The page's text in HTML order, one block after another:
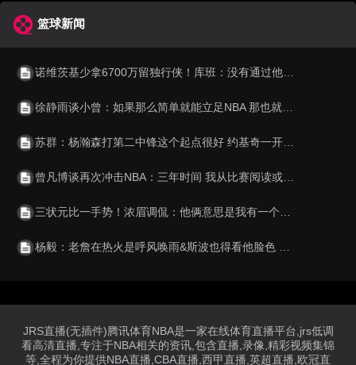
篮球新闻
诺维茨基少拿6700万留独行侠！库班：没有通过他的合同规避工资帽
徐静雨谈小曾：如果那么简单就能立足NBA 那也就不显得珍贵了
苏群：杨瀚森打第二中锋这个起点很好 约基奇一开始也不打首发
曾凡博谈再次冲击NBA：三年时间 我从比赛阅读或身体训练都有提高
三状元比一手势！浓眉调侃：他俩意思是我有一个大学冠军
杨毅：老詹在热火是呼风唤雨&斯波也得看他脸色 也就莱利不惯着他
JRS直播(无插件)腾讯体育NBA是一家在线体育直播平台,jrs低调
看高清直播,专注于NBA相关的资讯,包含直播,录像,精彩视频集锦
等,全程为你提供NBA直播,CBA直播,西甲直播,英超直播,欧冠直